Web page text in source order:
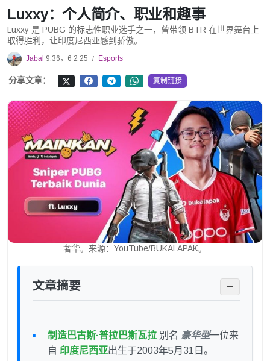
Luxxy：个人简介、职业和趣事
Luxxy 是 PUBG 的标志性职业选手之一，曾带领 BTR 在世界舞台上
取得胜利，让印度尼西亚感到骄傲。
Jabal 9:36，6 2 25 / Esports
分享文章： 复制链接
奢华。来源：YouTube/BUKALAPAK。
文章摘要 −
制造巴古斯·普拉巴斯瓦拉 别名 豪华型一位来
自 印度尼西亚出生于2003年5月31日。